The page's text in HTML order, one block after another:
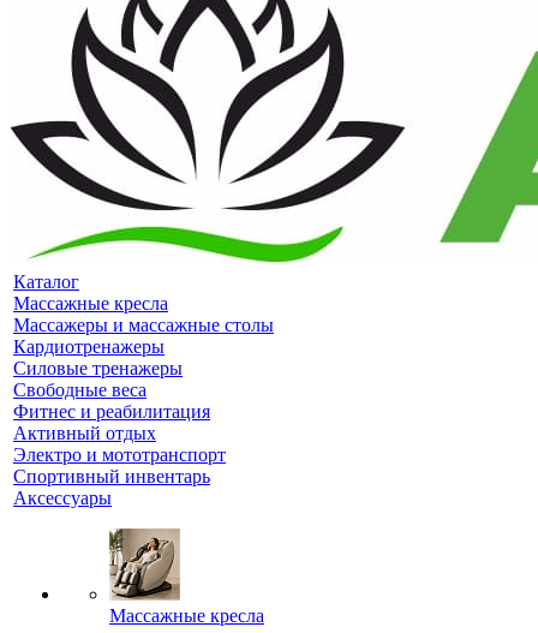
Каталог
Массажные кресла
Массажеры и массажные столы
Кардиотренажеры
Силовые тренажеры
Свободные веса
Фитнес и реабилитация
Активный отдых
Электро и мототранспорт
Спортивный инвентарь
Аксессуары
Массажные кресла